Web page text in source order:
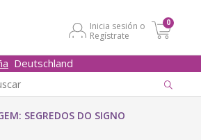
Inicia sesión o
Regístrate
0
Deutschland
SEGREDOS DO SIGNO